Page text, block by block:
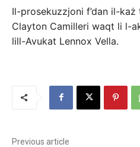
Il-prosekuzzjoni f’dan il-
Clayton Camilleri waqt li l-
lill-Avukat Lennox Vella.
Previous article